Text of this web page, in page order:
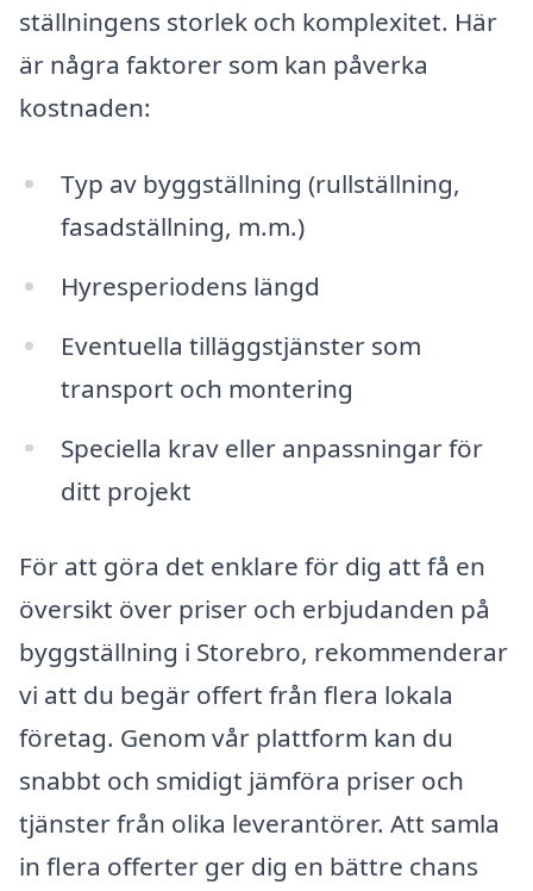
ställningens storlek och komplexitet. Här
är några faktorer som kan påverka
kostnaden:
Typ av byggställning (rullställning,
fasadställning, m.m.)
Hyresperiodens längd
Eventuella tilläggstjänster som
transport och montering
Speciella krav eller anpassningar för
ditt projekt
För att göra det enklare för dig att få en
översikt över priser och erbjudanden på
byggställning i Storebro, rekommenderar
vi att du begär offert från flera lokala
företag. Genom vår plattform kan du
snabbt och smidigt jämföra priser och
tjänster från olika leverantörer. Att samla
in flera offerter ger dig en bättre chans